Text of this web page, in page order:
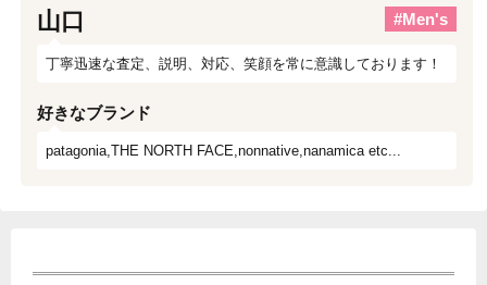
山口 #Men's
丁寧迅速な査定、説明、対応、笑顔を常に意識しております！
好きなブランド
patagonia,THE NORTH FACE,nonnative,nanamica etc...